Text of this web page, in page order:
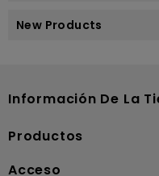
New Products
Información De La
Productos
Acceso